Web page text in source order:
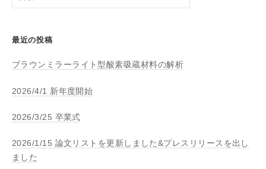
最近の投稿
ブラウンミラーライト型酸素吸蔵材料の解析
2026/4/1 新年度開始
2026/3/25 卒業式
2026/1/15 論文リストを更新しました&プレスリリースを出し
ました